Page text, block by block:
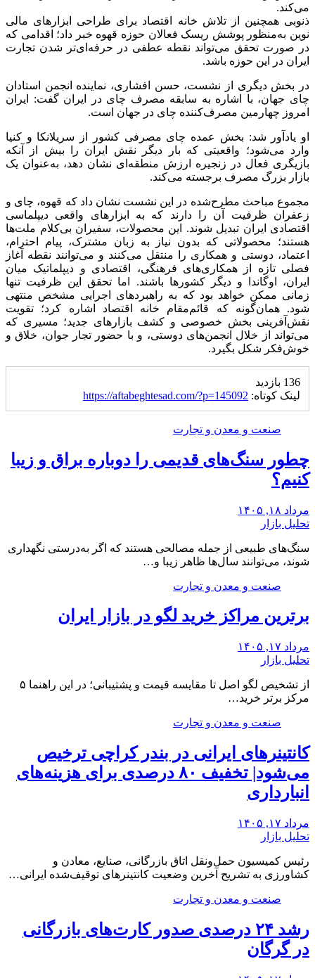
می‌کند.
ذنوبی همچنین از تلاش خانه اقتصاد برای طراحی ابزارهای مالی
نوین به‌منظور پوشش ریسک فعالان حوزه قهوه خبر داد؛ اقدامی که
در صورت تحقق می‌تواند نقطه عطفی در حرفه‌ای‌تر شدن تجارت
ایران در این حوزه باشد.
در بخش دیگری از نشست، حسن افشاری، نماینده انجمن استادان
چای جهان، با اشاره به سابقه مصرف چای در ایران گفت: ایران
امروز چهارمین مصرف‌کننده چای در جهان است.
او یادآور شد: بخش عمده چای مصرفی کشور از سریلانکا و کنیا
وارد می‌شود؛ واقعیتی که بار دیگر نقش ایران را بیش از آنکه
بازیگری فعال در زنجیره ارزش منطقه‌ای نشان دهد، به‌عنوان یک
بازار بزرگ مصرف برجسته می‌کند.
مجموع مباحث مطرح‌شده در این نشست نشان داد که قهوه، چای و
زعفران ظرفیت آن را دارند که به ابزارهای واقعی دیپلماسی
اقتصادی ایران تبدیل شوند. این محصولات، سفیران بی‌کلام ملت‌ها
هستند؛ محصولاتی که بدون نیاز به زبان مشترک، پیام احترام،
اعتماد، دوستی و همکاری را منتقل می‌کنند و می‌توانند نقطه آغاز
فصلی تازه از همکاری‌های فرهنگی، اقتصادی و دیپلماتیک میان
ایران، اوگاندا و دیگر کشورها باشند. اما تحقق این ظرفیت تنها
زمانی ممکن خواهد بود که به راهبردهای اجرایی مشخص منتهی
شود. همان‌گونه که قائم‌مقام خانه اقتصاد اشاره کرد؛ تقویت
نقش‌آفرینی بخش خصوصی و کشف بازارهای جدید؛ مسیری که
می‌تواند از خلال انجمن‌های دوستی، و با حضور تجار جوان، خلاق و
خوش‌فکر شکل بگیرد.
136 بازدید
لینک کوتاه: https://aftabeghtesad.com/?p=145092
صنعت و معدن و تجارت
چطور سنگ‌های قدیمی را دوباره براق و زیبا
کنیم؟
مرداد ۱۸, ۱۴۰۵
تحلیل بازار
سنگ‌های طبیعی از جمله مصالحی هستند که اگر به‌درستی نگهداری
شوند، می‌توانند سال‌ها ظاهر زیبا و…
صنعت و معدن و تجارت
برترین مراکز خرید لگو در بازار ایران
مرداد ۱۷, ۱۴۰۵
تحلیل بازار
از تشخیص لگو اصل تا مقایسه قیمت و پشتیبانی؛ در این راهنما ۵
مرکز برتر خرید…
صنعت و معدن و تجارت
کانتینرهای ایرانی در بندر کراچی ترخیص
می‌شود| تخفیف ۸۰ درصدی برای هزینه‌های
انبارداری
مرداد ۱۷, ۱۴۰۵
تحلیل بازار
رئیس کمیسیون حمل‌ونقل اتاق بازرگانی، صنایع، معادن و
کشاورزی به تشریح آخرین وضعیت کانتینرهای توقیف‌شده ایرانی…
صنعت و معدن و تجارت
رشد ۲۴ درصدی صدور کارت‌های بازرگانی
در گرگان